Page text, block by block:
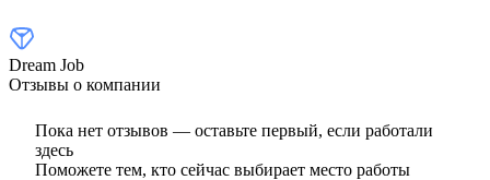
Dream Job
Отзывы о компании
Пока нет отзывов — оставьте первый, если работали
здесь
Поможете тем, кто сейчас выбирает место работы